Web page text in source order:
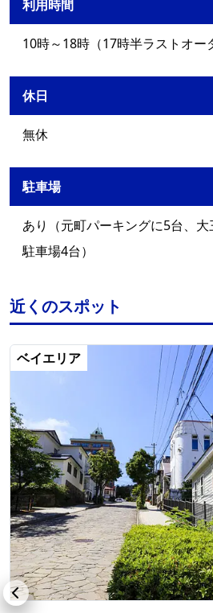
利用時間
10時～18時（17時半ラストオー
休日
無休
駐車場
あり（元町パーキングに5台、
駐車場4台）
近くのスポット
ベイエリア